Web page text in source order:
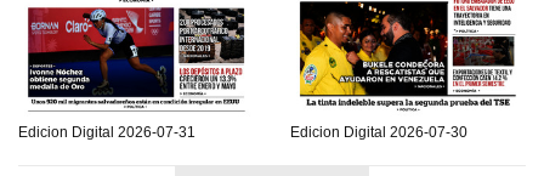
Edicion Digital 2026-07-31 Edicion Digital 2026-07-30